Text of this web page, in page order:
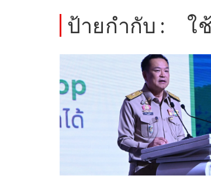
ป้ายกำกับ : ใ